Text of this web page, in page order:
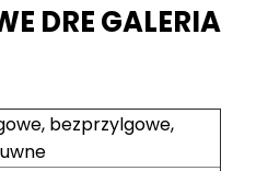
DRE GALERIA
bezprzylgowe,